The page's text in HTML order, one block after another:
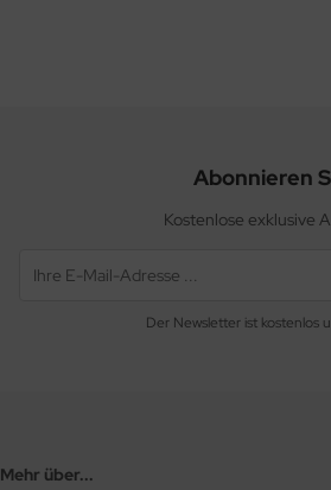
Abonnieren
Kostenlose exklusive
Der Newsletter ist kostenlos
Mehr über...